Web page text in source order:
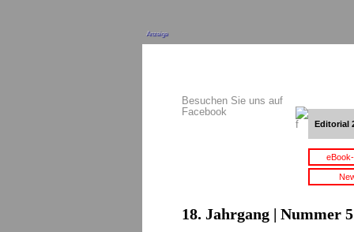
Anzeige
Besuchen Sie uns auf
Facebook
Editorial
18. Jahrgang | Nummer